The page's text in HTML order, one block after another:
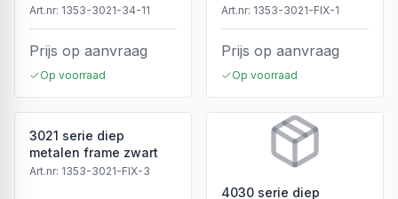
3CCT, Sensor, IP54, Wit
Art.nr: 1353-3021-34-11
Prijs op aanvraag
Op voorraad
Art.nr: 1353-3021-FIX-1
Prijs op aanvraag
Op voorraad
3021 serie diep
metalen frame zwart
Art.nr: 1353-3021-FIX-3
4030 serie diep